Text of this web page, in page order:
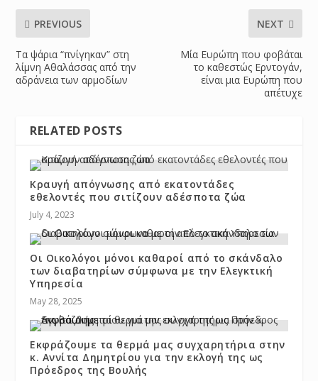
PREVIOUS
Τα ψάρια “πνίγηκαν” στη
λίμνη Αθαλάσσας από την
αδράνεια των αρμοδίων
NEXT
Μία Ευρώπη που φοβάται
το καθεστώς Ερντογάν,
είναι μια Ευρώπη που
απέτυχε
RELATED POSTS
Κραυγή απόγνωσης από εκατοντάδες
εθελοντές που σιτίζουν αδέσποτα ζώα
July 4, 2023
Οι Οικολόγοι μόνοι καθαροί από το σκάνδαλο
των διαβατηρίων σύμφωνα με την Ελεγκτική
Υπηρεσία
May 28, 2025
Εκφράζουμε τα θερμά μας συγχαρητήρια στην
κ. Αννίτα Δημητρίου για την εκλογή της ως
Πρόεδρος της Βουλής